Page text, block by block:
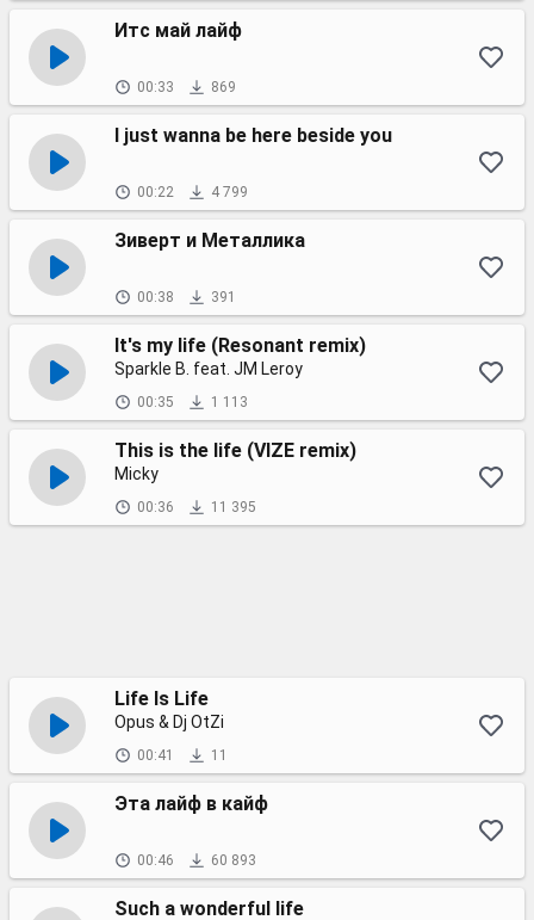
Итс май лайф
00:33 869
I just wanna be here beside you
00:22 4 799
Зиверт и Металлика
00:38 391
It's my life (Resonant remix)
Sparkle B. feat. JM Leroy
00:35 1 113
This is the life (VIZE remix)
Micky
00:36 11 395
Life Is Life
Opus & Dj OtZi
00:41 11
Эта лайф в кайф
00:46 60 893
Such a wonderful life